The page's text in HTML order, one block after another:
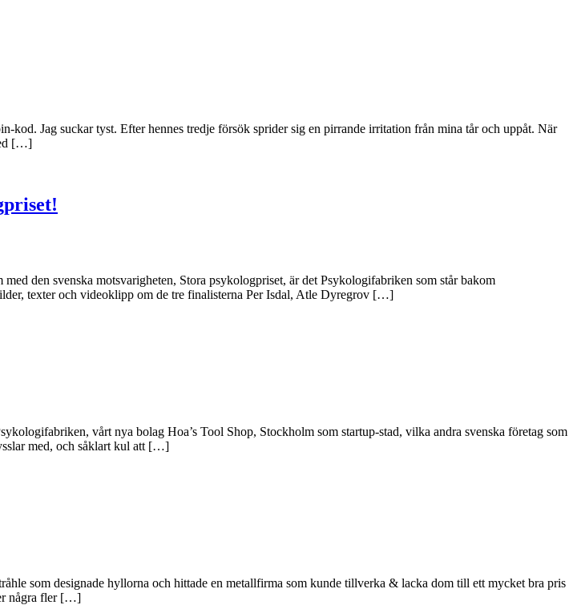
Jag suckar tyst. Efter hennes tredje försök sprider sig en pirrande irritation från mina tår och uppåt. När
[…]
den svenska motsvarigheten, Stora psykologpriset, är det Psykologifabriken som står bakom
texter och videoklipp om de tre finalisterna Per Isdal, Atle Dyregrov […]
vårt nya bolag Hoa’s Tool Shop, Stockholm som startup-stad, vilka andra svenska företag som
med, och såklart kul att […]
som designade hyllorna och hittade en metallfirma som kunde tillverka & lacka dom till ett mycket bra pris
några fler […]